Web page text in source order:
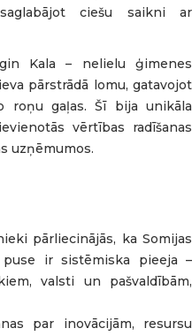
ciešu saikni ar
Kala – nelielu ģimenes
pārstrādā lomu, gatavojot
roņu gaļas. Šī bija unikāla
vērtības radīšanas
uzņēmumos.
pārliecinājās, ka Somijas
ir sistēmiska pieeja –
valsti un pašvaldībām,
par inovācijām, resursu